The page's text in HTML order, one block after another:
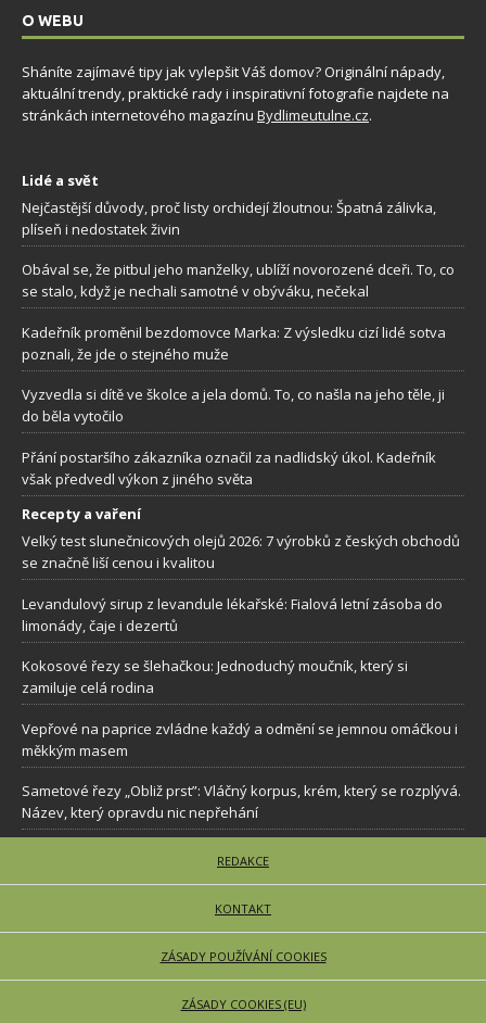
O WEBU
Sháníte zajímavé tipy jak vylepšit Váš domov? Originální nápady,
aktuální trendy, praktické rady i inspirativní fotografie najdete na
stránkách internetového magazínu Bydlimeutulne.cz.
Lidé a svět
Nejčastější důvody, proč listy orchidejí žloutnou: Špatná zálivka,
plíseň i nedostatek živin
Obával se, že pitbul jeho manželky, ublíží novorozené dceři. To, co
se stalo, když je nechali samotné v obýváku, nečekal
Kadeřník proměnil bezdomovce Marka: Z výsledku cizí lidé sotva
poznali, že jde o stejného muže
Vyzvedla si dítě ve školce a jela domů. To, co našla na jeho těle, ji
do běla vytočilo
Přání postaršího zákazníka označil za nadlidský úkol. Kadeřník
však předvedl výkon z jiného světa
Recepty a vaření
Velký test slunečnicových olejů 2026: 7 výrobků z českých obchodů
se značně liší cenou i kvalitou
Levandulový sirup z levandule lékařské: Fialová letní zásoba do
limonády, čaje i dezertů
Kokosové řezy se šlehačkou: Jednoduchý moučník, který si
zamiluje celá rodina
Vepřové na paprice zvládne každý a odmění se jemnou omáčkou i
měkkým masem
Sametové řezy „Obliž prst”: Vláčný korpus, krém, který se rozplývá.
Název, který opravdu nic nepřehání
REDAKCE
KONTAKT
ZÁSADY POUŽÍVÁNÍ COOKIES
ZÁSADY COOKIES (EU)